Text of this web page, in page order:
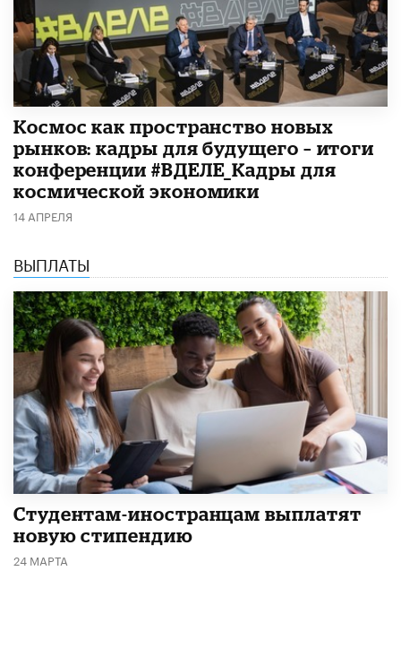
Космос как пространство новых
рынков: кадры для будущего – итоги
конференции #ВДЕЛЕ_Кадры для
космической экономики
14 АПРЕЛЯ
ВЫПЛАТЫ
Студентам-иностранцам выплатят
новую стипендию
24 МАРТА